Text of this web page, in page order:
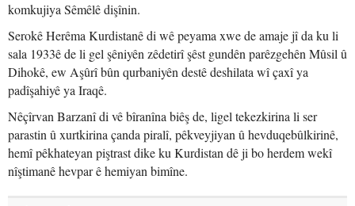
komkujiya Sêmêlê dişînin.
Serokê Herêma Kurdistanê di wê peyama xwe de amaje jî da ku li
sala 1933ê de li gel şêniyên zêdetirî şêst gundên parêzgehên Mûsil û
Dihokê, ew Aşûrî bûn qurbaniyên destê deshilata wî çaxî ya
padîşahiyê ya Iraqê.
Nêçîrvan Barzanî di vê bîranîna biêş de, ligel tekezkirina li ser
parastin û xurtkirina çanda piralî, pêkveyjiyan û hevduqebûlkirinê,
hemî pêkhateyan piştrast dike ku Kurdistan dê ji bo herdem wekî
nîştimanê hevpar ê hemiyan bimîne.